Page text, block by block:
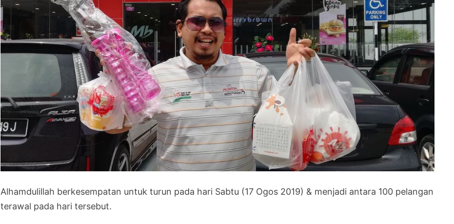
Alhamdulillah berkesempatan untuk turun pada hari Sabtu (17 Ogos 2019) & menjadi antara 100 pelangan
terawal pada hari tersebut.